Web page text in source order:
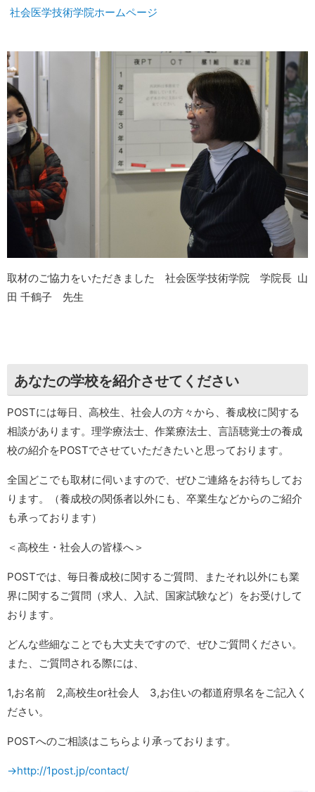
社会医学技術学院ホームページ
取材のご協力をいただきました 社会医学技術学院 学院長 山
田 千鶴子 先生
あなたの学校を紹介させてください
POSTには毎日、高校生、社会人の方々から、養成校に関する
相談があります。理学療法士、作業療法士、言語聴覚士の養成
校の紹介をPOSTでさせていただきたいと思っております。
全国どこでも取材に伺いますので、ぜひご連絡をお待ちしてお
ります。（養成校の関係者以外にも、卒業生などからのご紹介
も承っております）
＜高校生・社会人の皆様へ＞
POSTでは、毎日養成校に関するご質問、またそれ以外にも業
界に関するご質問（求人、入試、国家試験など）をお受けして
おります。
どんな些細なことでも大丈夫ですので、ぜひご質問ください。
また、ご質問される際には、
1,お名前 2,高校生or社会人 3,お住いの都道府県名をご記入く
ださい。
POSTへのご相談はこちらより承っております。
→http://1post.jp/contact/